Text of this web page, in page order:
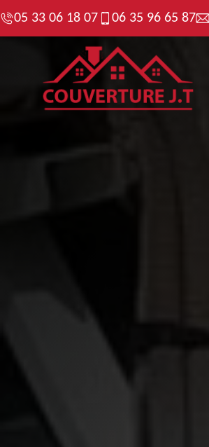
05 33 06 18 07 06 35 96 65 87